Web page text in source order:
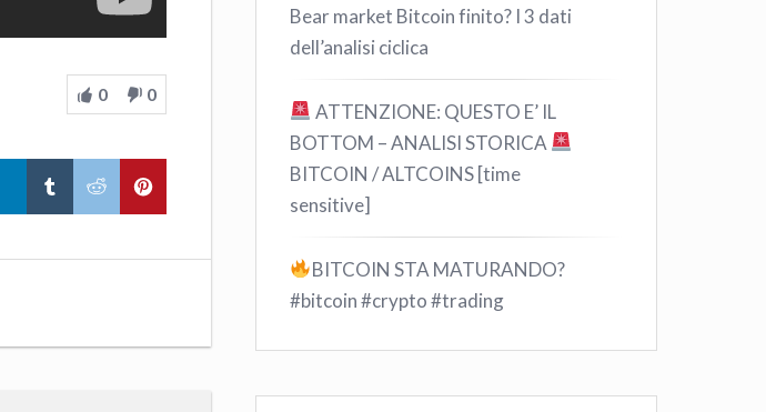
0 0
Bear market Bitcoin finito? I 3 dati
dell’analisi ciclica
ATTENZIONE: QUESTO E’ IL
BOTTOM – ANALISI STORICA
BITCOIN / ALTCOINS [time
sensitive]
BITCOIN STA MATURANDO?
#bitcoin #crypto #trading